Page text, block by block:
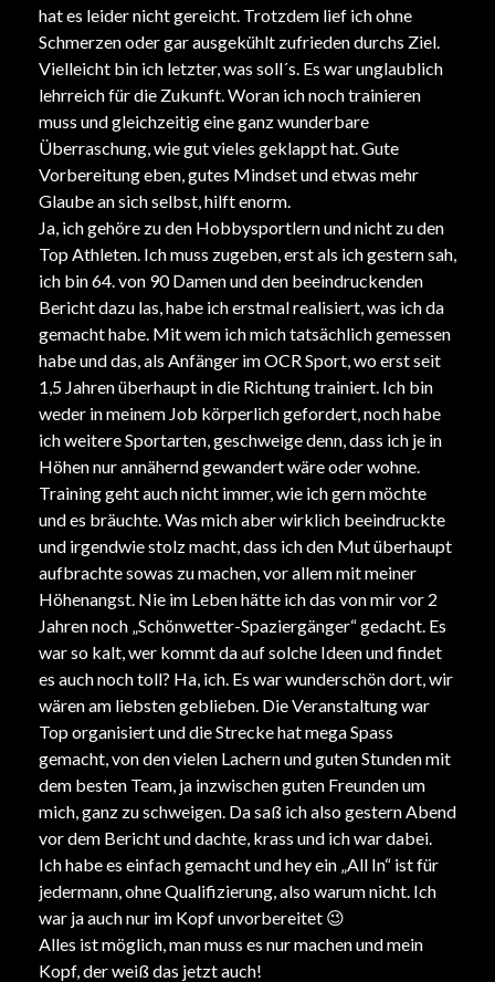
hat es leider nicht gereicht. Trotzdem lief ich ohne
Schmerzen oder gar ausgekühlt zufrieden durchs Ziel.
Vielleicht bin ich letzter, was soll´s. Es war unglaublich
lehrreich für die Zukunft. Woran ich noch trainieren
muss und gleichzeitig eine ganz wunderbare
Überraschung, wie gut vieles geklappt hat. Gute
Vorbereitung eben, gutes Mindset und etwas mehr
Glaube an sich selbst, hilft enorm.
Ja, ich gehöre zu den Hobbysportlern und nicht zu den
Top Athleten. Ich muss zugeben, erst als ich gestern sah,
ich bin 64. von 90 Damen und den beeindruckenden
Bericht dazu las, habe ich erstmal realisiert, was ich da
gemacht habe. Mit wem ich mich tatsächlich gemessen
habe und das, als Anfänger im OCR Sport, wo erst seit
1,5 Jahren überhaupt in die Richtung trainiert. Ich bin
weder in meinem Job körperlich gefordert, noch habe
ich weitere Sportarten, geschweige denn, dass ich je in
Höhen nur annähernd gewandert wäre oder wohne.
Training geht auch nicht immer, wie ich gern möchte
und es bräuchte. Was mich aber wirklich beeindruckte
und irgendwie stolz macht, dass ich den Mut überhaupt
aufbrachte sowas zu machen, vor allem mit meiner
Höhenangst. Nie im Leben hätte ich das von mir vor 2
Jahren noch „Schönwetter-Spaziergänger“ gedacht. Es
war so kalt, wer kommt da auf solche Ideen und findet
es auch noch toll? Ha, ich. Es war wunderschön dort, wir
wären am liebsten geblieben. Die Veranstaltung war
Top organisiert und die Strecke hat mega Spass
gemacht, von den vielen Lachern und guten Stunden mit
dem besten Team, ja inzwischen guten Freunden um
mich, ganz zu schweigen. Da saß ich also gestern Abend
vor dem Bericht und dachte, krass und ich war dabei.
Ich habe es einfach gemacht und hey ein „All In“ ist für
jedermann, ohne Qualifizierung, also warum nicht. Ich
war ja auch nur im Kopf unvorbereitet 😉
Alles ist möglich, man muss es nur machen und mein
Kopf, der weiß das jetzt auch!